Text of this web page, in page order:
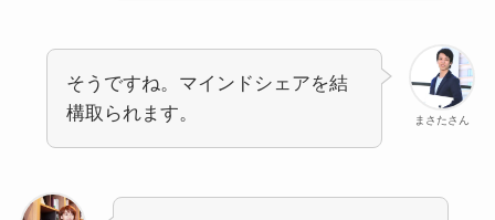
まさたさん
そうですね。マインドシェアを結
構取られます。